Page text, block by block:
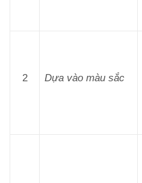
2 Dựa vào màu sắc